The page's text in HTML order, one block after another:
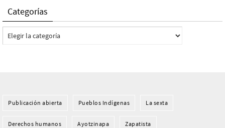
Categorías
Categorías
Publicación abierta Pueblos Indí­genas La sexta
Derechos humanos Ayotzinapa Zapatista